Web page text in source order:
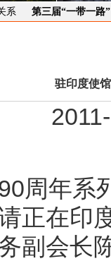
系 第三届“一带一路
驻印度使
周年系
正在印
副会长